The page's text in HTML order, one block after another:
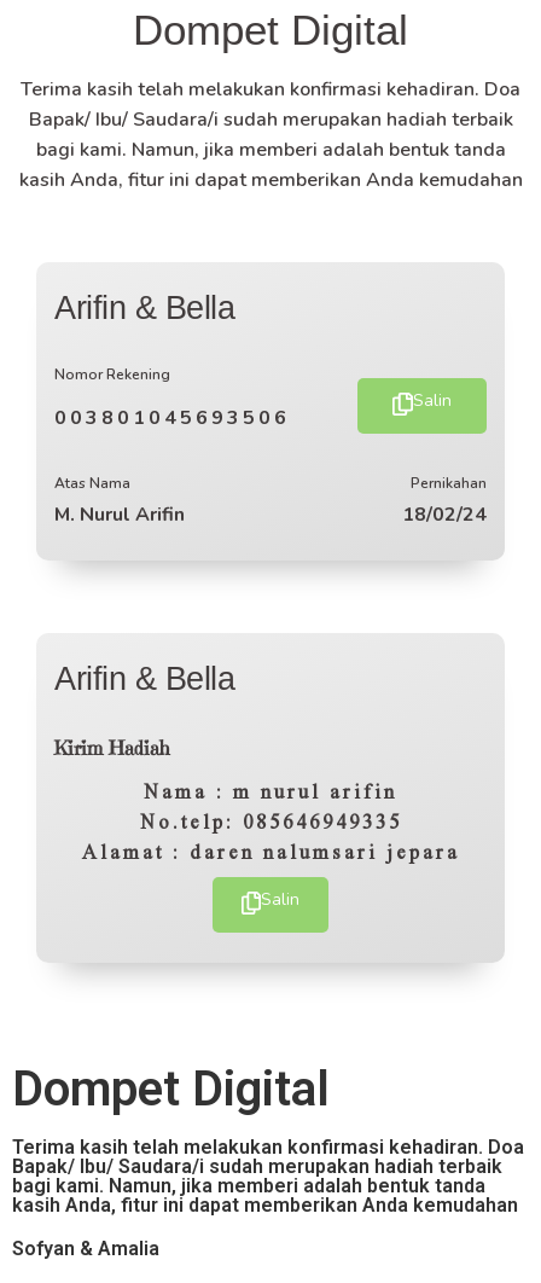
Dompet Digital
Terima kasih telah melakukan konfirmasi kehadiran. Doa
Bapak/ Ibu/ Saudara/i sudah merupakan hadiah terbaik
bagi kami. Namun, jika memberi adalah bentuk tanda
kasih Anda, fitur ini dapat memberikan Anda kemudahan
Arifin & Bella
Nomor Rekening
003801045693506
Salin
Atas Nama
M. Nurul Arifin
Pernikahan
18/02/24
Arifin & Bella
Kirim Hadiah
Nama : m nurul arifin
No.telp: 085646949335
Alamat : daren nalumsari jepara
Salin
Dompet Digital
Terima kasih telah melakukan konfirmasi kehadiran. Doa
Bapak/ Ibu/ Saudara/i sudah merupakan hadiah terbaik
bagi kami. Namun, jika memberi adalah bentuk tanda
kasih Anda, fitur ini dapat memberikan Anda kemudahan
Sofyan & Amalia